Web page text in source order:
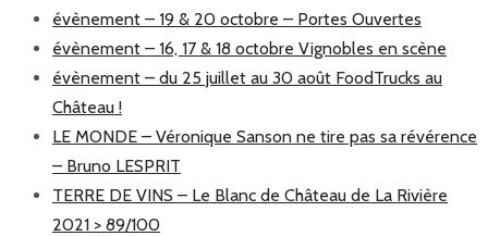
évènement – 19 & 20 octobre – Portes Ouvertes
évènement – 16, 17 & 18 octobre Vignobles en scène
évènement – du 25 juillet au 30 août FoodTrucks au
Château !
LE MONDE – Véronique Sanson ne tire pas sa révérence
– Bruno LESPRIT
TERRE DE VINS – Le Blanc de Château de La Rivière
2021 > 89/100